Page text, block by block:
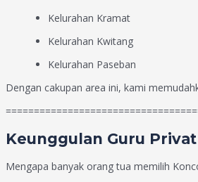
Kelurahan Kramat
Kelurahan Kwitang
Kelurahan Paseban
Dengan cakupan area ini, kami
Keunggulan Guru
Mengapa banyak orang tua memilih